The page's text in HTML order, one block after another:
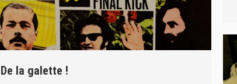
De la galette !